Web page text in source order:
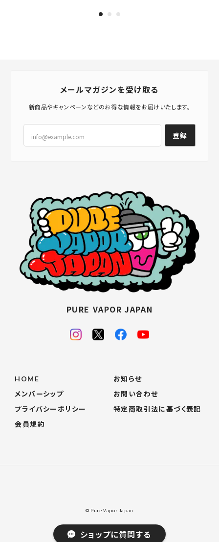
メールマガジンを受け取る
新商品やキャンペーンなどのお得な情報をお届けいたします。
登録
PURE VAPOR JAPAN
HOME
お知らせ
メンバーシップ
お問い合わせ
プライバシーポリシー
特定商取引法に基づく表記
会員規約
© Pure Vapor Japan
ショップに質問する